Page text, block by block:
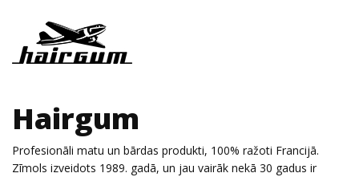
Hairgum
Profesionāli matu un bārdas produkti, 100% ražoti Francijā.
Zīmols izveidots 1989. gadā, un jau vairāk nekā 30 gadus ir